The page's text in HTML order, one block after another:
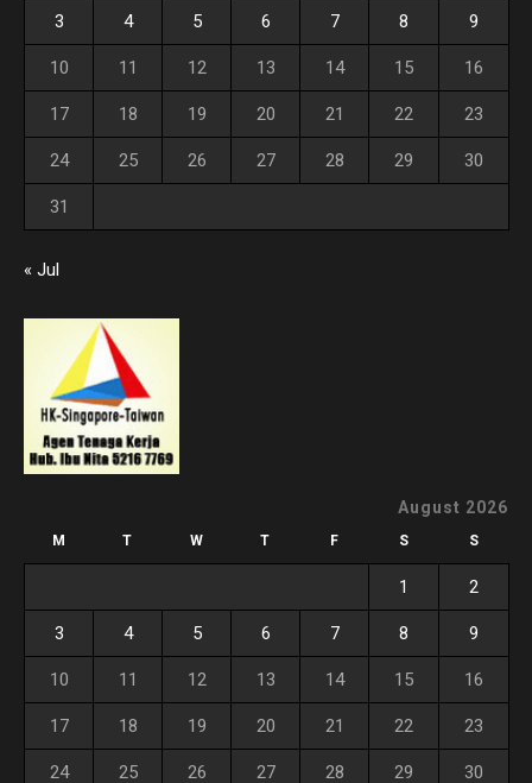
3 4 5 6 7 8 9
10 11 12 13 14 15 16
17 18 19 20 21 22 23
24 25 26 27 28 29 30
31
« Jul
August 2026
M T W T F S S
1 2
3 4 5 6 7 8 9
10 11 12 13 14 15 16
17 18 19 20 21 22 23
24 25 26 27 28 29 30